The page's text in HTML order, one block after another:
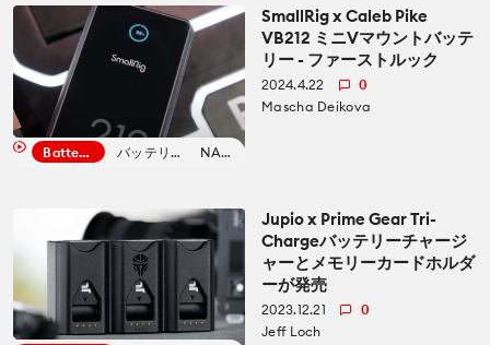
オーディオ
ソフトウエア
モニター
オーディオ
ソフトウエア
English Español 日本語
CineD Channels
の運営方針について
Battery News バッテリーニュース NAB 2024
SmallRig x Caleb Pike
VB212 ミニVマウントバッテ
リー - ファーストルック
2024.4.22
0
Mascha Deikova
Jupio x Prime Gear Tri-
Chargeバッテリーチャージ
ャーとメモリーカードホルダ
ーが発売
2023.12.21
0
Jeff Loch